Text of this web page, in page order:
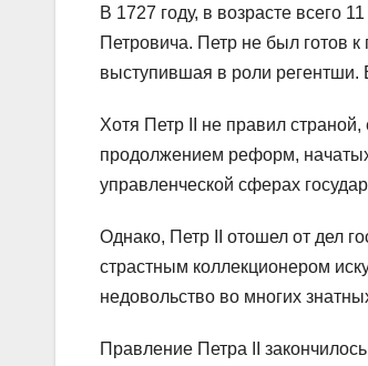
В 1727 году, в возрасте всего
Петровича. Петр не был готов
выступившая в роли регентши.
Хотя Петр II не правил
продолжением реформ,
управленческой сферах
Однако, Петр II отошел от дел
страстным коллекционером
недовольство во многих
Правление Петра II